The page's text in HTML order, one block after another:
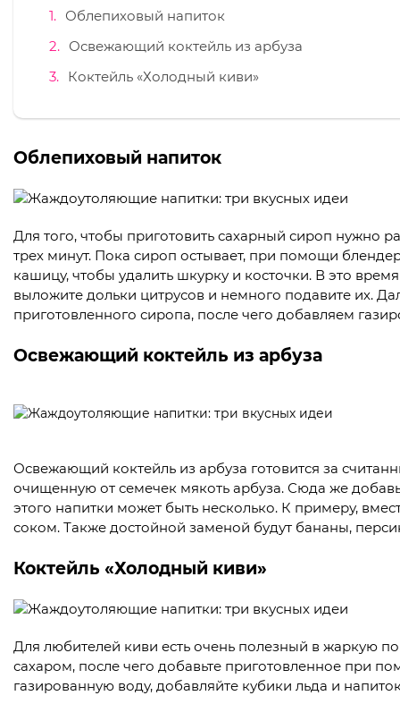
Облепиховый напиток
Освежающий коктейль из арбуза
Коктейль «Холодный киви»
Облепиховый напиток
Для того, чтобы приготовить сахарный сироп нужно
трех минут. Пока сироп остывает, при помощи
кашицу, чтобы удалить шкурку и косточки. В это
выложите дольки цитрусов и немного подавите их.
приготовленного сиропа, после чего добавляем
Освежающий коктейль из арбуза
Освежающий коктейль из арбуза готовится за
очищенную от семечек мякоть арбуза. Сюда же
этого напитки может быть несколько. К примеру,
соком. Также достойной заменой будут бананы,
Коктейль «Холодный киви»
Для любителей киви есть очень полезный в жаркую
сахаром, после чего добавьте приготовленное при
газированную воду, добавляйте кубики льда и